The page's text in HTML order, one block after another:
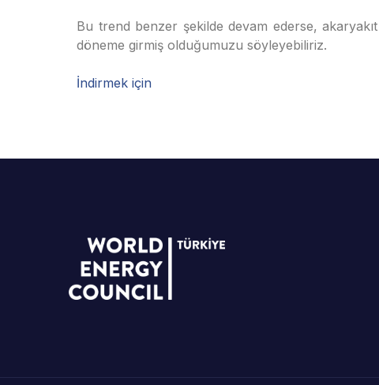
Bu trend benzer şekilde devam ederse,
döneme girmiş olduğumuzu söyleyebiliriz.
İndirmek için